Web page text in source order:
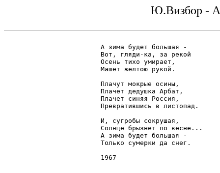
Ю.Визбор - А
А зима будет большая -
Вот, гляди-ка, за рекой
Осень тихо умирает,
Машет желтою рукой.
Плачут мокрые осины,
Плачет дедушка Арбат,
Плачет синяя Россия,
Превратившись в листопад.
И, сугробы сокрушая,
Солнце брызнет по весне...
А зима будет большая -
Только сумерки да снег.
1967